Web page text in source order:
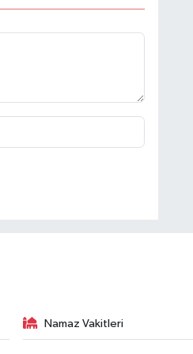
Namaz Vakitleri